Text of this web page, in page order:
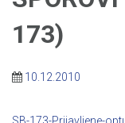
173)
10.12.2010